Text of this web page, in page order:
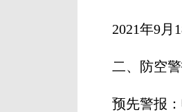
2021年9月18
二、防空警报
预先警报：